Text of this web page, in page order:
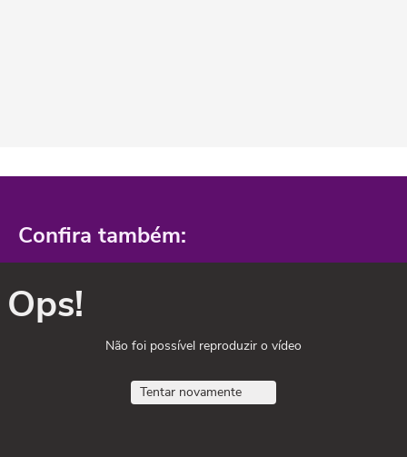
Confira também:
Ops!
Não foi possível reproduzir o vídeo
Tentar novamente